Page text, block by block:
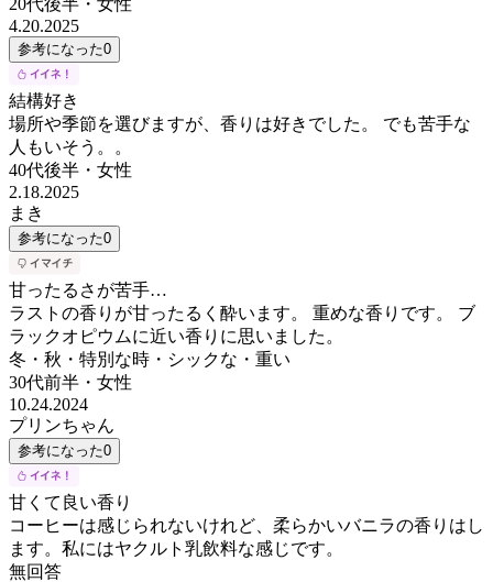
4.20.2025
参考になった0
結構好き
場所や季節を選びますが、香りは好きでした。 でも苦手な
人もいそう。。
40代後半 ・ 女性
2.18.2025
まき
参考になった0
甘ったるさが苦手…
ラストの香りが甘ったるく酔います。 重めな香りです。 ブ
ラックオピウムに近い香りに思いました。
冬・秋・特別な時・シックな・重い
30代前半 ・ 女性
10.24.2024
プリンちゃん
参考になった0
甘くて良い香り
コーヒーは感じられないけれど、柔らかいバニラの香りはし
ます。私にはヤクルト乳飲料な感じです。
無回答